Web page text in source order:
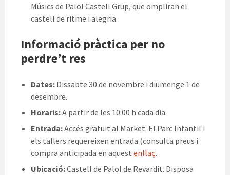
Músics de Palol Castell Grup, que ompliran el
castell de ritme i alegria.
Informació pràctica per no
perdre’t res
Dates: Dissabte 30 de novembre i diumenge 1 de
desembre.
Horaris:A partir de les 10:00 h cada dia.
Entrada:Accés gratuït al Market. El Parc Infantil i
els tallers requereixen entrada (consulta preus i
compra anticipada en aquest enllaç.
Ubicació:Castell de Palol de Revardit. Disposa